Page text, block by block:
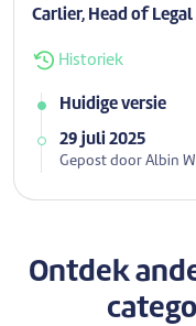
Carlier, Head of
Historiek
Huidige versie
29 juli 2025
Gepost door Albin
Ontdek